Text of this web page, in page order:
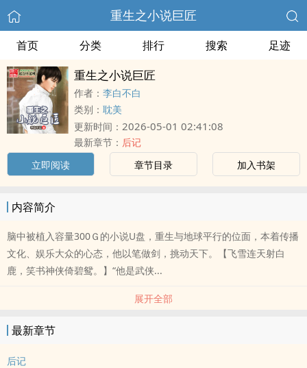
重生之小说巨匠
首页 分类 排行 搜索 足迹
重生之小说巨匠
作者： 李白不白
类别： 耽美
更新时间： 2026-05-01 02:41:08
最新章节： 后记
立即阅读
章节目录 加入书架
内容简介
脑中被植入容量300Ｇ的小说U盘，重生与地球平行的位面，本着传播
文化、娱乐大众的心态，他以笔做剑，挑动天下。【飞雪连天射白
鹿，笑书神侠倚碧鸳。】“他是武侠...
展开全部
最新章节
后记